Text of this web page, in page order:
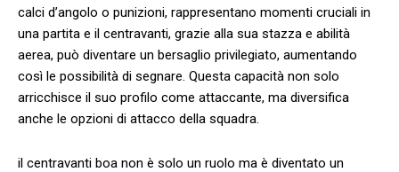
calci ​d’angolo o punizioni, ‍rappresentano momenti ​cruciali in
una‌ partita e‍ il⁣ centravanti, grazie alla sua stazza e abilità
aerea, ‌può diventare un ‍bersaglio privilegiato,‍ aumentando
così le possibilità di ​segnare. Questa capacità⁤ non‍ solo
arricchisce il suo profilo come attaccante, ‍ma diversifica
⁤anche le opzioni di attacco della squadra.
il​ centravanti boa non è⁢ solo⁣ un ruolo ma è ⁢diventato un